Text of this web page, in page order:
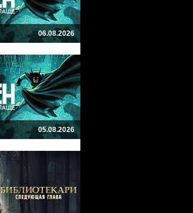
06.08.2026
05.08.2026